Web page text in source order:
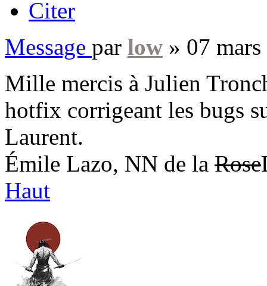
Citer
Message par low » 07
Mille mercis à Julien
hotfix corrigeant les bugs
Laurent.
Émile Lazo, NN de la Rose
Haut